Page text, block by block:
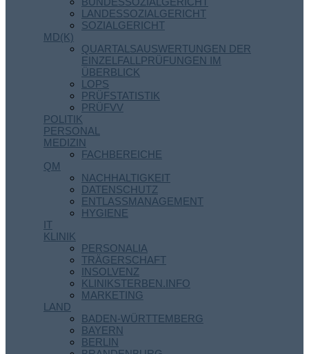
LANDESSOZIALGERICHT
SOZIALGERICHT
MD(K)
QUARTALSAUSWERTUNGEN DER
EINZELFALLPRÜFUNGEN IM
ÜBERBLICK
LOPS
PRÜFSTATISTIK
PRÜFVV
POLITIK
PERSONAL
MEDIZIN
FACHBEREICHE
QM
NACHHALTIGKEIT
DATENSCHUTZ
ENTLASSMANAGEMENT
HYGIENE
IT
KLINIK
PERSONALIA
TRÄGERSCHAFT
INSOLVENZ
KLINIKSTERBEN.INFO
MARKETING
LAND
BADEN-WÜRTTEMBERG
BAYERN
BERLIN